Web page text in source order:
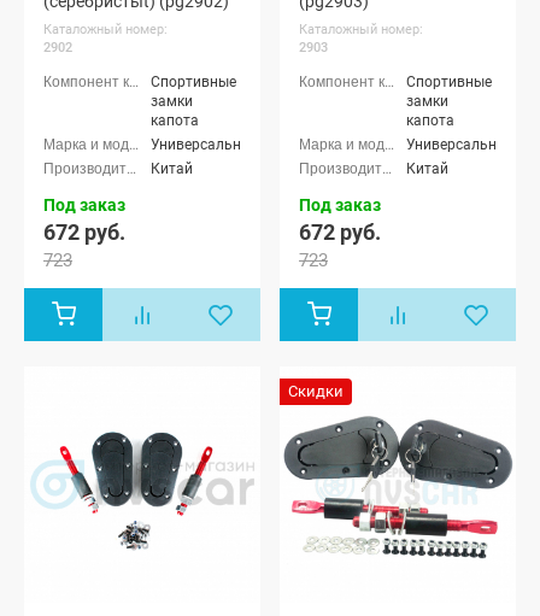
Каталожный номер:
2902
Спортивные
замки
капота
Универсальные
Китай
Под заказ
672 руб.
723
Каталожный номер:
2903
Спортивные
замки
капота
Универсальные
Китай
Под заказ
672 руб.
723
Скидки